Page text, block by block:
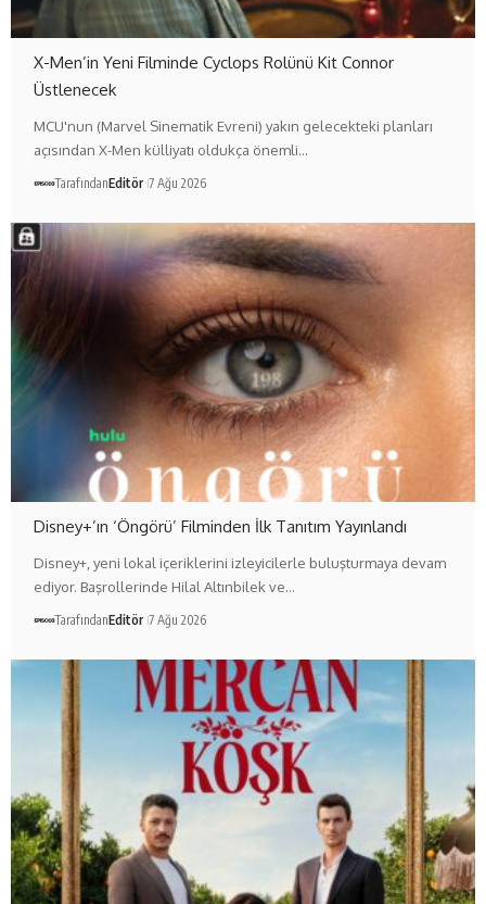
X-Men’in Yeni Filminde Cyclops Rolünü Kit Connor
Üstlenecek
MCU'nun (Marvel Sinematik Evreni) yakın gelecekteki planları
açısından X-Men külliyatı oldukça önemli…
TarafındanEditör 7 Ağu 2026
Disney+’ın ‘Öngörü’ Filminden İlk Tanıtım Yayınlandı
Disney+, yeni lokal içeriklerini izleyicilerle buluşturmaya devam
ediyor. Başrollerinde Hilal Altınbilek ve…
TarafındanEditör 7 Ağu 2026